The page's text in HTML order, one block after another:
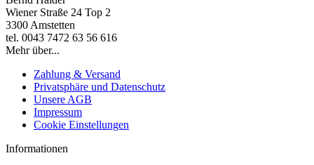
Wiener Straße 24 Top 2
3300 Amstetten
tel. 0043 7472 63 56 616
Mehr über...
Zahlung & Versand
Privatsphäre und Datenschutz
Unsere AGB
Impressum
Cookie Einstellungen
Informationen